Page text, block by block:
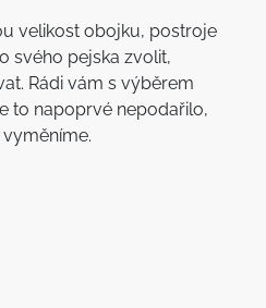
velikost obojku, postroje
svého pejska zvolit,
Rádi vám s výběrem
to napoprvé nepodařilo,